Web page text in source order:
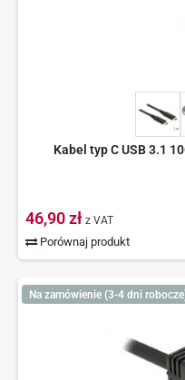
Kabel typ C USB 3.1
46,90 zł z VAT
Porównaj produkt
Na zamówienie (3-4 dni